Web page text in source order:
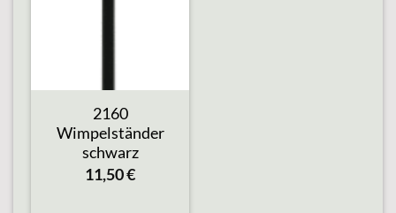
2160
Wimpelständer
schwarz
11,50€